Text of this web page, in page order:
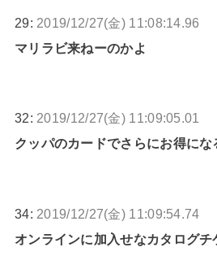
29: 2019/12/27(金) 11:08:14.96
マリラビ来ねーのかよ
32: 2019/12/27(金) 11:09:05.01
クッパのカードでさらにお得にな
34: 2019/12/27(金) 11:09:54.74
オンラインに加入せなカタログ